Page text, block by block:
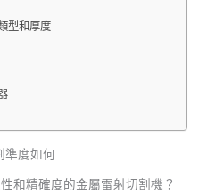
型和厚度
準度如何
和精確度的金屬雷射切割機？